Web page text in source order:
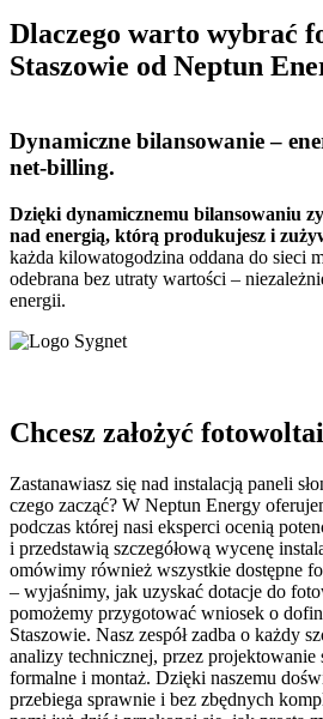
Dlaczego warto wybrać
Staszowie od Neptun
Dynamiczne bilansowanie–
net-billing.
Dzięki dynamicznemu bilansowaniu
nad energią, którą produkujesz i
każda kilowatogodzina oddana do sieci
odebrana bez utraty wartości –
energii.
Chcesz założyć
Zastanawiasz się nad instalacją paneli
czego zacząć? W Neptun Energy
podczas której nasi eksperci ocenią
i przedstawią szczegółową wycenę
omówimy również wszystkie dostępne
– wyjaśnimy, jak uzyskać dotacje do
pomożemy przygotować wniosek o
Staszowie. Nasz zespół zadba o każdy
analizy technicznej, przez projektowanie
formalne i montaż. Dzięki naszemu
przebiega sprawnie i bez zbędnych